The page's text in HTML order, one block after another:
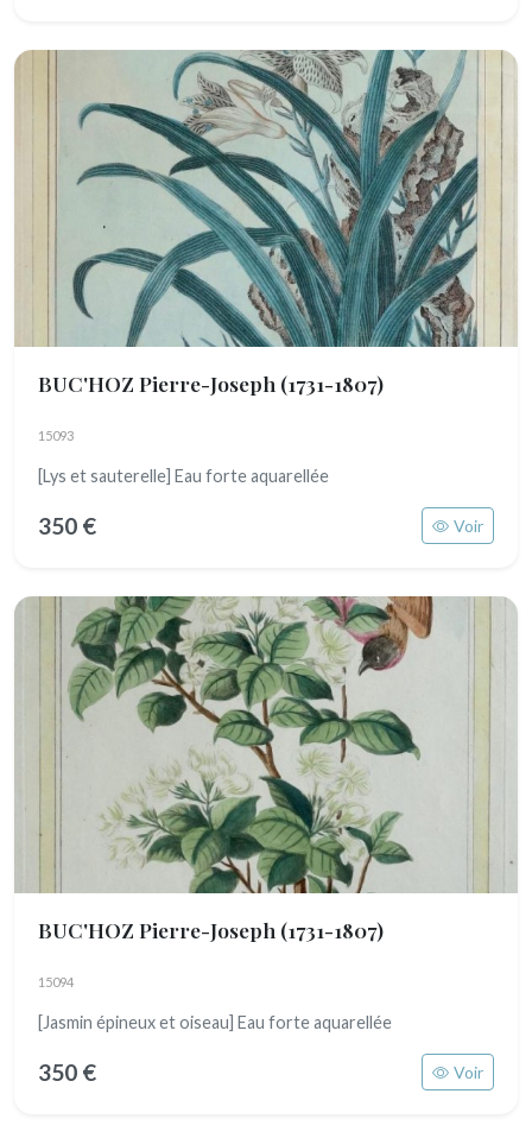
BUC'HOZ Pierre-Joseph (1731-1807)
15093
[Lys et sauterelle] Eau forte aquarellée
350 € Voir
BUC'HOZ Pierre-Joseph (1731-1807)
15094
[Jasmin épineux et oiseau] Eau forte aquarellée
350 € Voir